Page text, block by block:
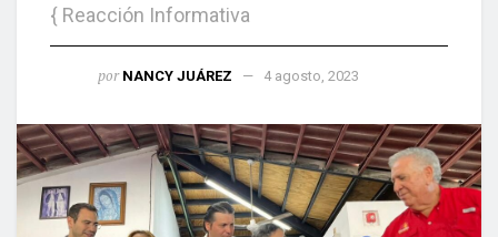
{ Reacción Informativa
por NANCY JUÁREZ